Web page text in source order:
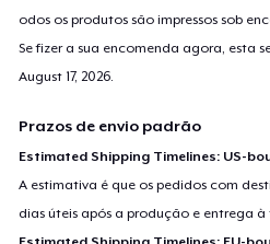
odos os produtos são impressos sob
Se fizer a sua encomenda agora, esta
August 17, 2026
Prazos de envio padrão
Estimated Shipping Timelines: US-
A estimativa é que os pedidos com
dias úteis após a produção e entrega à